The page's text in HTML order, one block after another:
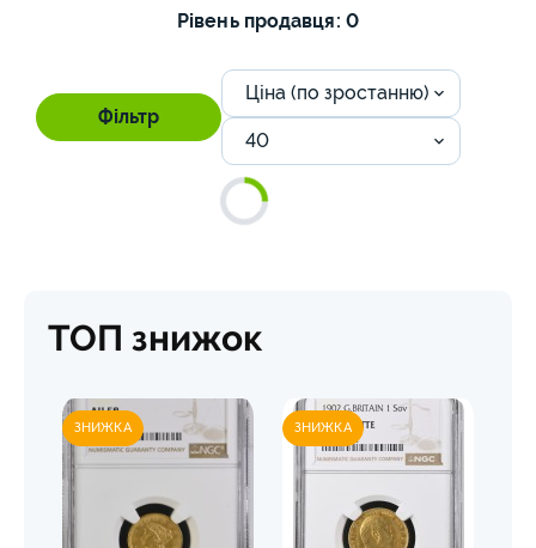
Рівень продавця: 0
Фільтр
Ціна (по зростанню)
40
ТОП знижок
ЗНИЖКА ЗНИЖКА